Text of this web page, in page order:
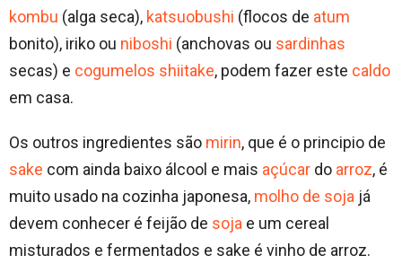
kombu (alga seca), katsuobushi (flocos de atum
bonito), iriko ou niboshi (anchovas ou sardinhas
secas) e cogumelos shiitake, podem fazer este caldo
em casa.
Os outros ingredientes são mirin, que é o principio de
sake com ainda baixo álcool e mais açúcar do arroz, é
muito usado na cozinha japonesa, molho de soja já
devem conhecer é feijão de soja e um cereal
misturados e fermentados e sake é vinho de arroz.